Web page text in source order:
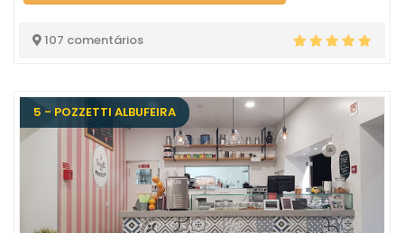
107 comentários
5 - POZZETTI ALBUFEIRA